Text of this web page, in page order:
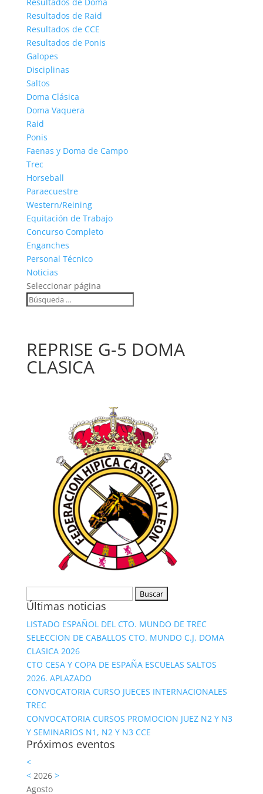
Resultados de Raid
Resultados de CCE
Resultados de Ponis
Galopes
Disciplinas
Saltos
Doma Clásica
Doma Vaquera
Raid
Ponis
Faenas y Doma de Campo
Trec
Horseball
Paraecuestre
Western/Reining
Equitación de Trabajo
Concurso Completo
Enganches
Personal Técnico
Noticias
Seleccionar página
REPRISE G-5 DOMA
CLASICA
Últimas noticias
LISTADO ESPAÑOL DEL CTO. MUNDO DE TREC
SELECCION DE CABALLOS CTO. MUNDO C.J. DOMA
CLASICA 2026
CTO CESA Y COPA DE ESPAÑA ESCUELAS SALTOS
2026. APLAZADO
CONVOCATORIA CURSO JUECES INTERNACIONALES
TREC
CONVOCATORIA CURSOS PROMOCION JUEZ N2 Y N3
Y SEMINARIOS N1, N2 Y N3 CCE
Próximos eventos
<
<2026 >
Agosto